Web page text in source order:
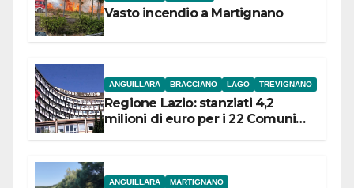
Vasto incendio a Martignano
ANGUILLARA BRACCIANO LAGO TREVIGNANO
Regione Lazio: stanziati 4,2
milioni di euro per i 22 Comuni
ANGUILLARA MARTIGNANO